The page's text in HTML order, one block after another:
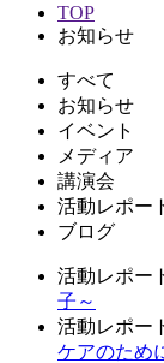
TOP
お知らせ
すべて
お知らせ
イベント
メディア
講演会
活動レポー
ブログ
活動レポー
子～
活動レポー
ケアのため